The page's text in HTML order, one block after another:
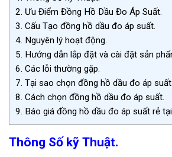
2. Ưu Điểm Đồng Hồ Dầu Đo Áp Suất.
3. Cấu Tạo đồng hồ dầu đo áp suất.
4. Nguyên lý hoạt động.
5. Hướng dẫn lắp đặt và cài đặt sản
6. Các lỗi thường gặp.
7. Tại sao chọn đồng hồ dầu đo áp suất.
8. Cách chọn đồng hồ dầu đo áp suất.
9. Báo giá đồng hồ dầu đo áp suất rẻ
Thông Số kỹ Thuật.